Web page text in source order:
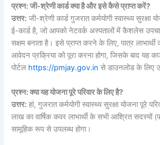
प्रश्न: जी-श्रेणी कार्ड क्या है और इसे कैसे प्राप्त करें?
उत्तर: जी-श्रेणी कार्ड गुजरात कर्मयोगी स्वास्थ्य सुरक्षा
ई-कार्ड है, जो आपको नेटवर्क अस्पतालों में कैशलेस
सक्षम बनाता है। इसे प्राप्त करने के लिए, पात्र
आवेदन प्रक्रिया को पूरा करना होगा, जिसके बाद यह
पोर्टल https://pmjay.gov.in से डाउनलोड के लिए
प्रश्न: क्या यह योजना पूरे परिवार के लिए है?
उत्तर: हां, गुजरात कर्मयोगी स्वास्थ्य सुरक्षा योजना पूरे
लाख का वार्षिक कवर लाभार्थी के सभी आश्रित सदस्यों
सामूहिक रूप से उपलब्ध होगा।